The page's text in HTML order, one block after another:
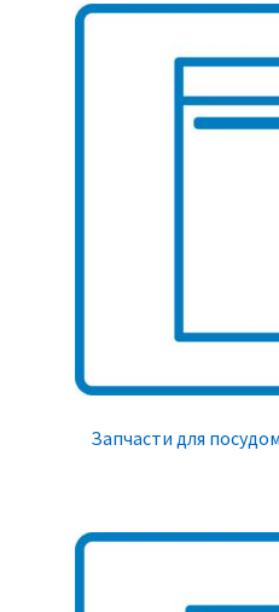
Запчасти для